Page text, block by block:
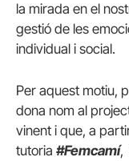
la mirada en el
gestió de les
individual i social.
Per aquest motiu,
dona nom al
vinent i que, a
tutoria #Femcamí,